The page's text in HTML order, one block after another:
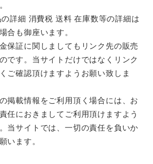
詳細 消費税 送料 在庫数等の詳細は
合も御座います。
保証に関しましてもリンク先の販売
です。当サイトだけではなくリンク
ご確認頂けますようお願い致しま
掲載情報をご利用頂く場合には、お
任におきましてご利用頂けますよう
当サイトでは、一切の責任を負いか
います。